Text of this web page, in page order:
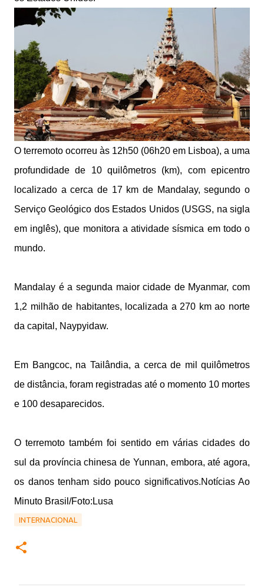
O terremoto ocorreu às 12h50 (06h20 em Lisboa), a uma
profundidade de 10 quilômetros (km), com epicentro
localizado a cerca de 17 km de Mandalay, segundo o
Serviço Geológico dos Estados Unidos (USGS, na sigla
em inglês), que monitora a atividade sísmica em todo o
mundo.
Mandalay é a segunda maior cidade de Myanmar, com
1,2 milhão de habitantes, localizada a 270 km ao norte
da capital, Naypyidaw.
Em Bangcoc, na Tailândia, a cerca de mil quilômetros
de distância, foram registradas até o momento 10 mortes
e 100 desaparecidos.
O terremoto também foi sentido em várias cidades do
sul da província chinesa de Yunnan, embora, até agora,
os danos tenham sido pouco significativos.Notícias Ao
Minuto Brasil/Foto:Lusa
INTERNACIONAL